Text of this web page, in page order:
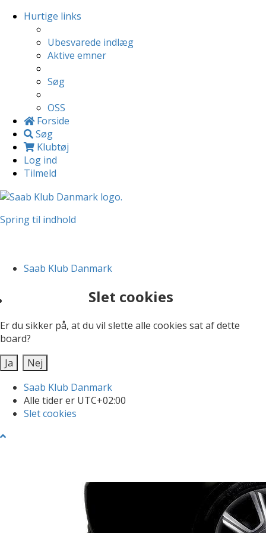
Hurtige links
Ubesvarede indlæg
Aktive emner
Søg
OSS
Forside
Søg
Klubtøj
Log ind
Tilmeld
Spring til indhold
Saab Klub Danmark
Slet cookies
Er du sikker på, at du vil slette alle cookies sat af dette
board?
Saab Klub Danmark
Alle tider er UTC+02:00
Slet cookies